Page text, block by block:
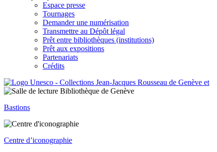
Espace presse
Tournages
Demander une numérisation
Transmettre au Dépôt légal
Prêt entre bibliothèques (institutions)
Prêt aux expositions
Partenariats
Crédits
Bastions
Centre d’iconographie